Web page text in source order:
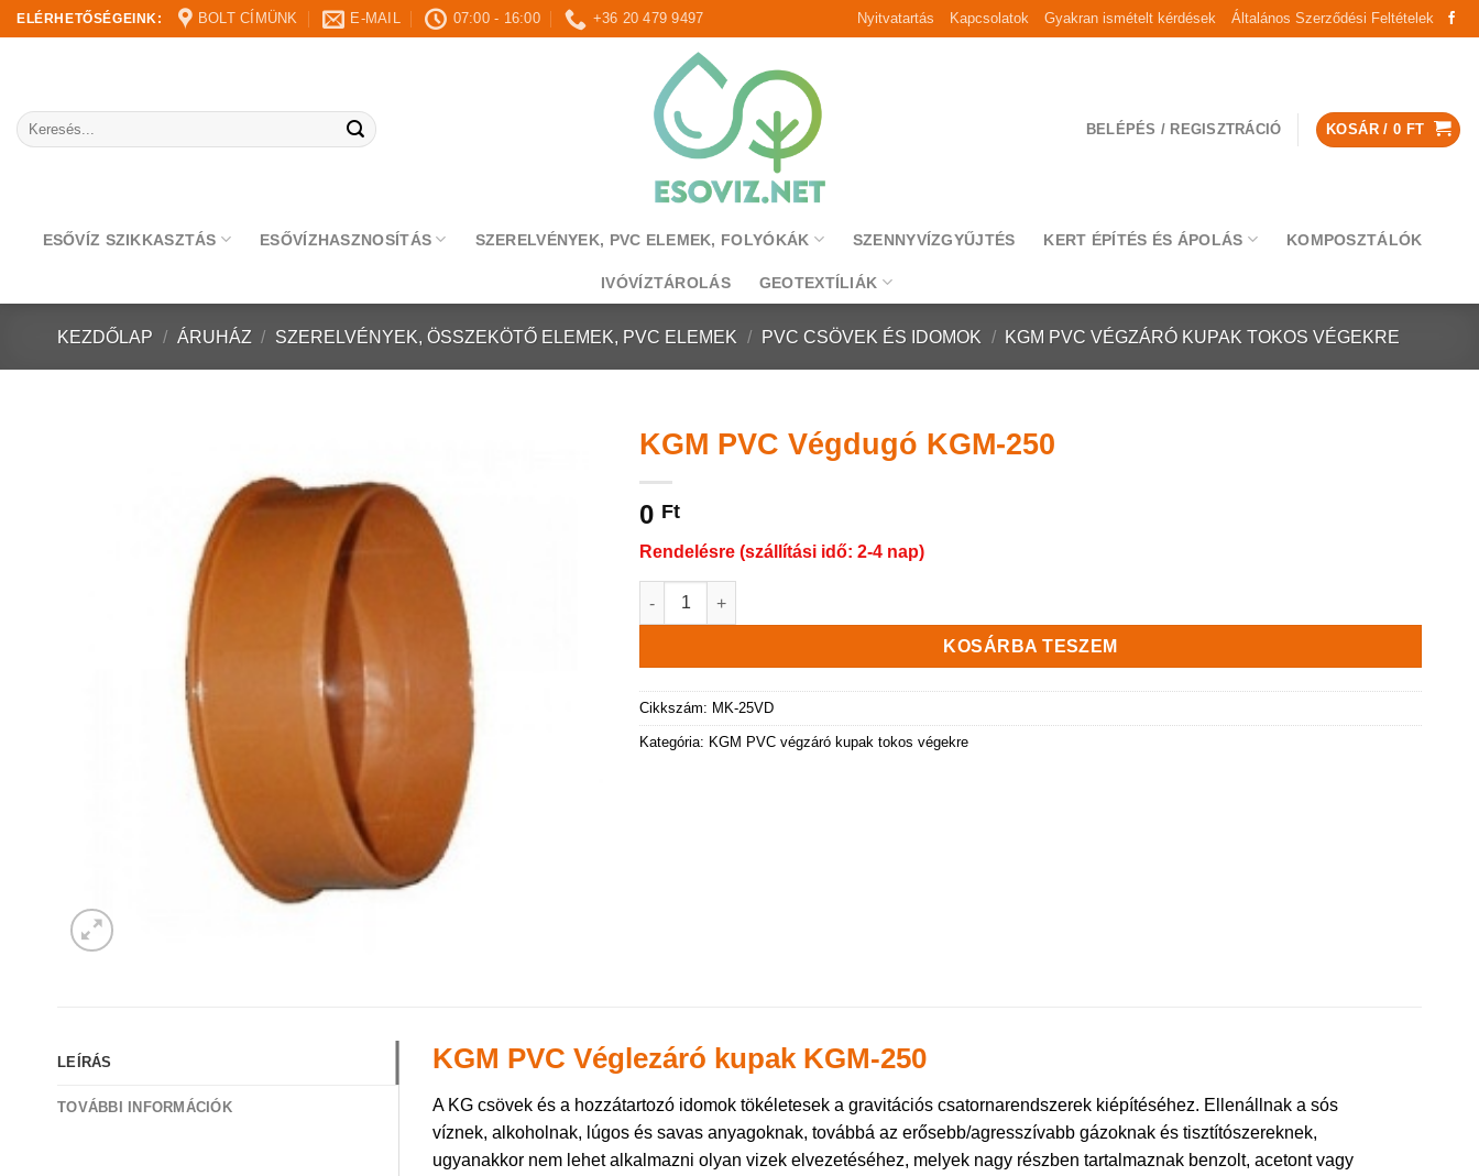
Skip
to
ELÉRHETŐSÉGEINK: BOLT CÍMÜNK E-MAIL 07:00 - 16:00 +36 20 479 9497 Nyitvatartás Kapcsolatok Gyakran ismételt kérdések Általános Szerződési Feltételek
Keresés
a
BELÉPÉS / REGISZTRÁCIÓ KOSÁR /0 FT
ESŐVÍZ SZIKKASZTÁS ESŐVÍZHASZNOSÍTÁS SZERELVÉNYEK, PVC ELEMEK, FOLYÓKÁK SZENNYVÍZGYŰJTÉS KERT ÉPÍTÉS ÉS ÁPOLÁS KOMPOSZTÁLÓK
IVÓVÍZTÁROLÁS GEOTEXTÍLIÁK
KEZDŐLAP / ÁRUHÁZ / SZERELVÉNYEK, ÖSSZEKÖTŐ ELEMEK, PVC ELEMEK / PVC CSÖVEK ÉS IDOMOK / KGM PVC VÉGZÁRÓ KUPAK TOKOS VÉGEKRE
KGM PVC Végdugó KGM-250
0 Ft
Rendelésre (szállítási idő: 2-4 nap)
KGM PVC Végdugó KGM-250 mennyiség
KOSÁRBA TESZEM
Cikkszám: MK-25VD
Kategória: KGM PVC végzáró kupak tokos végekre
LEÍRÁS
TOVÁBBI INFORMÁCIÓK
KGM PVC Véglezáró kupak KGM-250
A KG csövek és a hozzátartozó idomok tökéletesek a gravitációs csatornarendszerek kiépítéséhez. Ellenállnak a sós
víznek, alkoholnak, lúgos és savas anyagoknak, továbbá az erősebb/agresszívabb gázoknak és tisztítószereknek,
ugyanakkor nem lehet alkalmazni olyan vizek elvezetéséhez, melyek nagy részben tartalmaznak benzolt, acetont vagy